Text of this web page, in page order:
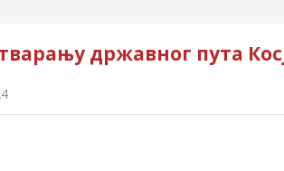
државног пута